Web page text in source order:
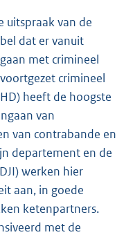
uitspraak van de
dat er vanuit
met crimineel
crimineel
heeft de hoogste
van
van contrabande en
departement en de
werken hier
aan, in goede
ketenpartners.
met de